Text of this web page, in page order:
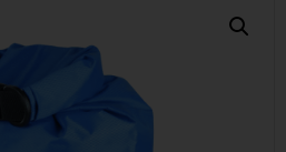
ADD